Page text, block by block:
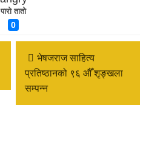
पारो तातो
0
भेषजराज साहित्य
प्रतिष्ठानको ९६ औँ शृङ्खला
सम्पन्न